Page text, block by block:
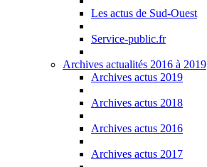
Les actus de Sud-Ouest
Service-public.fr
Archives actualités 2016 à 2019
Archives actus 2019
Archives actus 2018
Archives actus 2016
Archives actus 2017